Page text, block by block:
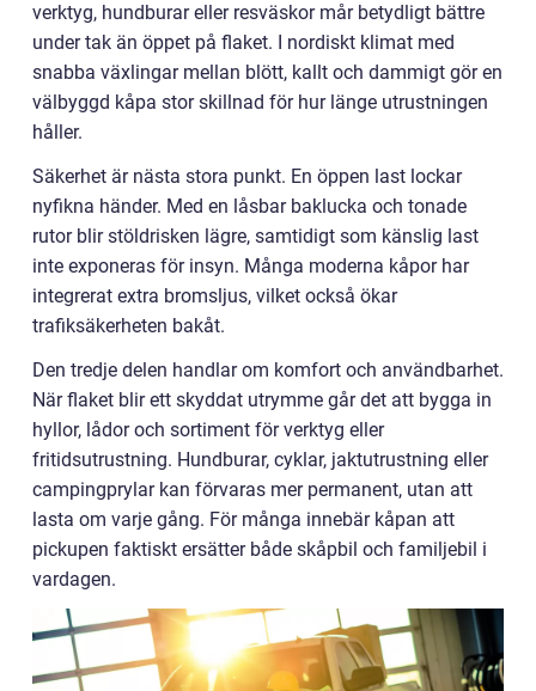
verktyg, hundburar eller resväskor mår betydligt bättre
under tak än öppet på flaket. I nordiskt klimat med
snabba växlingar mellan blött, kallt och dammigt gör en
välbyggd kåpa stor skillnad för hur länge utrustningen
håller.
Säkerhet är nästa stora punkt. En öppen last lockar
nyfikna händer. Med en låsbar baklucka och tonade
rutor blir stöldrisken lägre, samtidigt som känslig last
inte exponeras för insyn. Många moderna kåpor har
integrerat extra bromsljus, vilket också ökar
trafiksäkerheten bakåt.
Den tredje delen handlar om komfort och användbarhet.
När flaket blir ett skyddat utrymme går det att bygga in
hyllor, lådor och sortiment för verktyg eller
fritidsutrustning. Hundburar, cyklar, jaktutrustning eller
campingprylar kan förvaras mer permanent, utan att
lasta om varje gång. För många innebär kåpan att
pickupen faktiskt ersätter både skåpbil och familjebil i
vardagen.